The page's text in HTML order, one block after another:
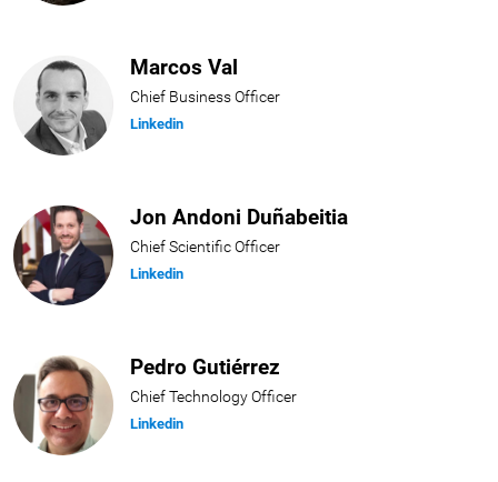
Marcos Val
Chief Business Officer
Linkedin
Jon Andoni Duñabeitia
Chief Scientific Officer
Linkedin
Pedro Gutiérrez
Chief Technology Officer
Linkedin